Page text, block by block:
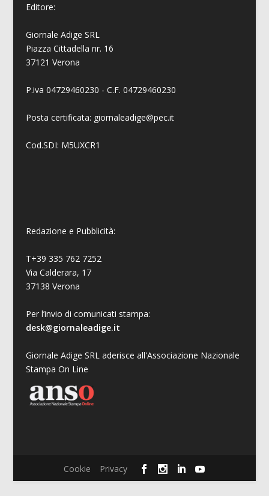
Editore:
Giornale Adige SRL
Piazza Cittadella nr. 16
37121 Verona
P.iva 04729460230 - C.F. 04729460230
Posta certificata: giornaleadige@pec.it
Cod.SDI: M5UXCR1
Redazione e Pubblicità:
T+39 335 762 7252
Via Calderara, 17
37138 Verona
Per l’invio di comunicati stampa:
desk@giornaleadige.it
Giornale Adige SRL aderisce all'Associazione Nazionale
Stampa On Line
Cookie Privacy